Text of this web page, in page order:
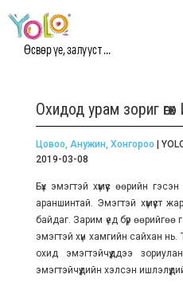
Өсвөр үе, залууст ...
Охидод урам зориг
Цовоо, Анужин, Хонгороо |
2019-03-08
Бүх эмэгтэй хүмүүс өөрийн
араншинтай. Эмэгтэй хүмүүст
байдаг. Зарим үед бүр өөрийгөө
эмэгтэй хүн хамгийн сайхан
охид эмэгтэйчүүддээ
эмэгтэйчүүдийн хэлсэн